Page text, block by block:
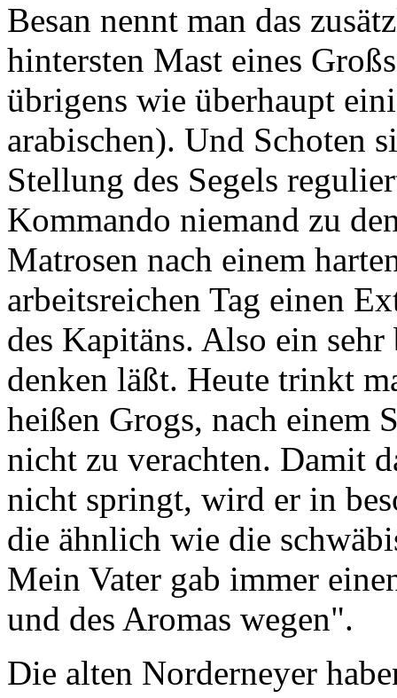
Besan nennt man das
hintersten Mast eines
übrigens wie überhaupt
arabischen). Und Schoten
Stellung des Segels
Kommando niemand zu
Matrosen nach einem
arbeitsreichen Tag einen
des Kapitäns. Also ein
denken läßt. Heute trinkt
heißen Grogs, nach einem
nicht zu verachten. Damit
nicht springt, wird er in
die ähnlich wie die
Mein Vater gab immer
und des Aromas wegen".
Die alten Norderneyer